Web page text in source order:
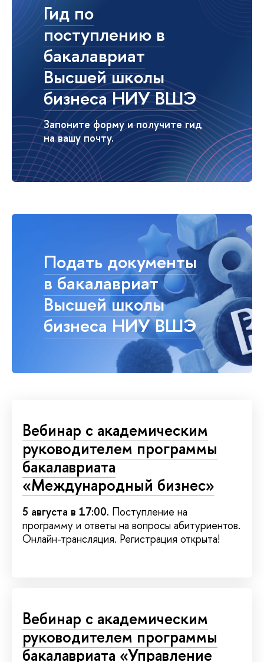
Гид по
поступлению в
бакалавриат
Высшей школы
бизнеса НИУ ВШЭ
Запоните форму и получите гид
на вашу почту.
Подать документы
в бакалавриат
Высшей школы
бизнеса НИУ ВШЭ
Вебинар с академическим
руководителем программы
бакалавриата
«Международный бизнес»
5 августа в 17:00. Поступление на
программу и ответы на вопросы абитуриентов.
Онлайн-трансляция. Регистрация открыта!
Вебинар с академическим
руководителем программы
бакалавриата «Управление